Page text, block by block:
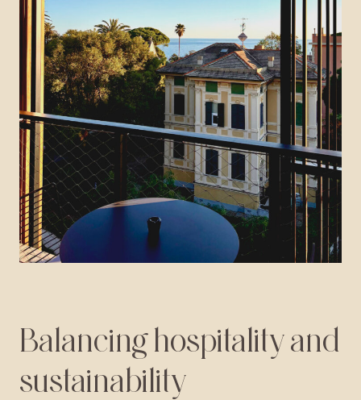
Balancinghospitalityand
sustainability